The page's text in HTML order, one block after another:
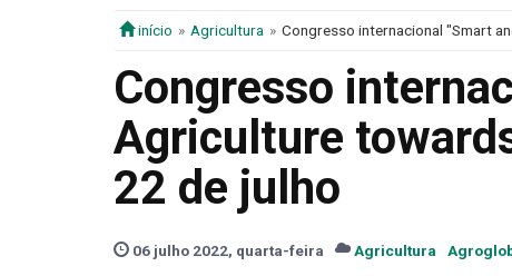
início Agricultura Congresso internacional "Smart
Congresso
Agriculture
22 de julho
06 julho 2022, quarta-feira Agricultura